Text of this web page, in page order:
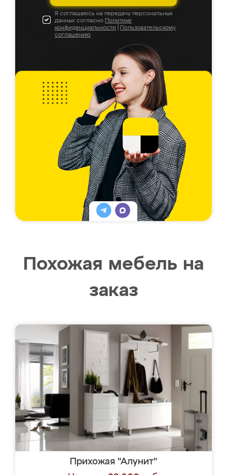
Я соглашаюсь на передачу персональных
данных согласно Политике
конфиденциальности
Пользовательскому
соглашению
Похожая мебель на
заказ
Прихожая "Алунит"